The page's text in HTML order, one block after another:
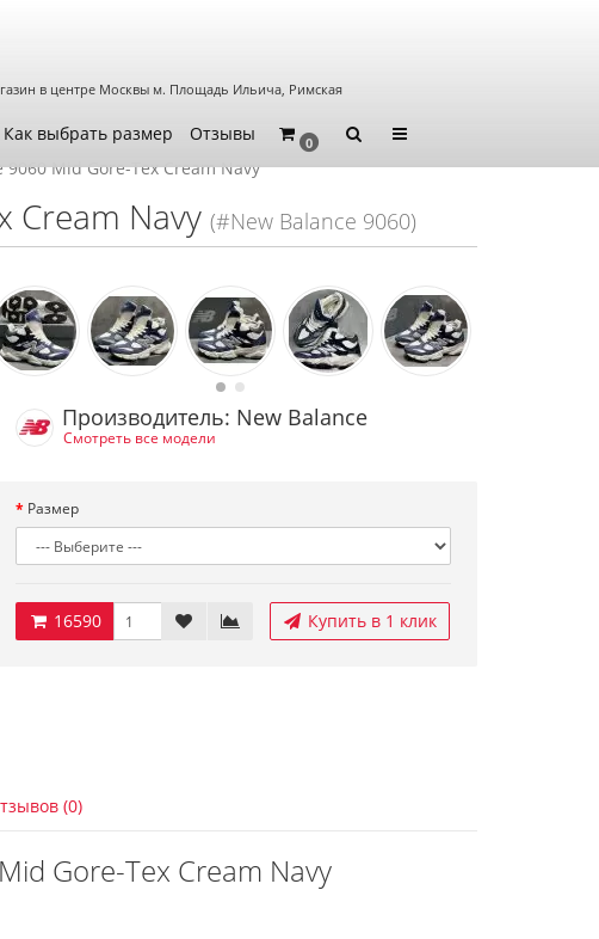
в центре Москвы м. Площадь Ильича, Римская
Как выбрать размер Отзывы 0
9060 Mid Gore-Tex Cream Navy
Cream Navy (#New Balance 9060)
Производитель: New Balance
Смотреть все модели
Размер
16590 Купить в 1 клик
(0)
Gore-Tex Cream Navy